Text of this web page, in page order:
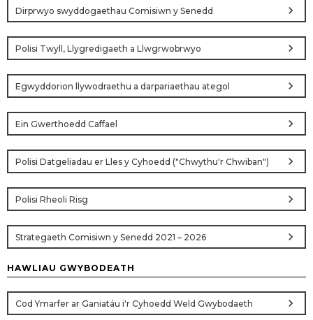
Dirprwyo swyddogaethau Comisiwn y Senedd chevron_right
Polisi Twyll, Llygredigaeth a Llwgrwobrwyo chevron_right
Egwyddorion llywodraethu a darpariaethau ategol chevron_right
Ein Gwerthoedd Caffael chevron_right
Polisi Datgeliadau er Lles y Cyhoedd ("Chwythu'r Chwiban") chevron_right
Polisi Rheoli Risg chevron_right
Strategaeth Comisiwn y Senedd 2021 – 2026 chevron_right
HAWLIAU GWYBODEATH
Cod Ymarfer ar Ganiatáu i'r Cyhoedd Weld Gwybodaeth chevron_right